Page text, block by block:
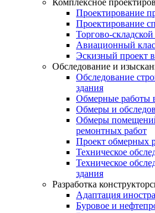
Комплексное
Проектирование
Проектирование
Торгово-
Авиационный
Эскизный проект
Обследование и
Обследование
здания
Обмерные работы
Обмеры и
Обмеры
ремонтных работ
Проект обмерных
Техническое
Техническое
здания
Разработка
Адаптация
Буровое и